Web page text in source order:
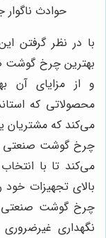
حوادث ناگوار
با در نظر گرفتن
بهترین چرخ گوشت
و از مزایای آن
محصولاتی که
می‌کند که مشتریان
چرخ گوشت صنعتی
می‌کند تا با
بالای تجهیزات خود
چرخ گوشت صنعتی
نگهداری